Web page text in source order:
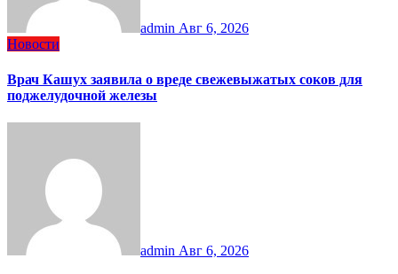
admin Авг 6, 2026
Новости
Врач Кашух заявила о вреде свежевыжатых соков для
поджелудочной железы
admin Авг 6, 2026